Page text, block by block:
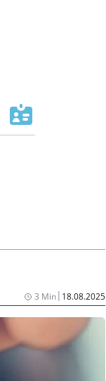
3 Min| 18.08.2025